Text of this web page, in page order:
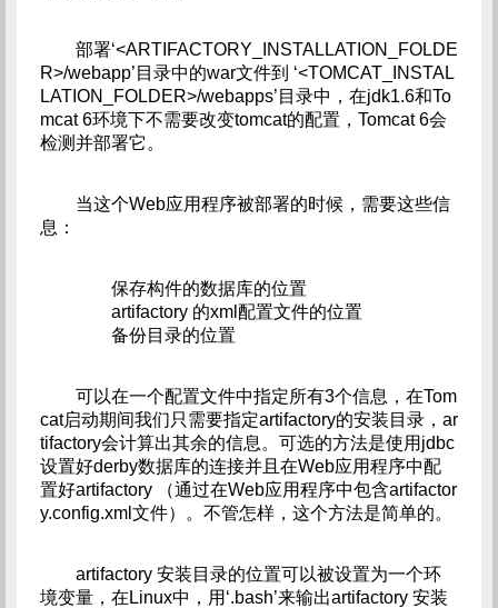
部署‘<ARTIFACTORY_INSTALLATION_FOLDE
R>/webapp’目录中的war文件到 ‘<TOMCAT_INSTAL
LATION_FOLDER>/webapps’目录中，在jdk1.6和To
mcat 6环境下不需要改变tomcat的配置，Tomcat 6会
检测并部署它。
当这个Web应用程序被部署的时候，需要这些信
息：
保存构件的数据库的位置
artifactory 的xml配置文件的位置
备份目录的位置
可以在一个配置文件中指定所有3个信息，在Tom
cat启动期间我们只需要指定artifactory的安装目录，ar
tifactory会计算出其余的信息。可选的方法是使用jdbc
设置好derby数据库的连接并且在Web应用程序中配
置好artifactory （通过在Web应用程序中包含artifactor
y.config.xml文件）。不管怎样，这个方法是简单的。
artifactory 安装目录的位置可以被设置为一个环
境变量，在Linux中，用‘.bash’来输出artifactory 安装